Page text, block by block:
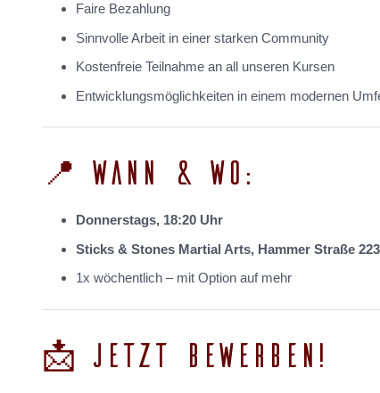
Faire Bezahlung
Sinnvolle Arbeit in einer starken Community
Kostenfreie Teilnahme an all unseren Kursen
Entwicklungsmöglichkeiten in einem modernen
📍 WANN & WO:
Donnerstags, 18:20 Uhr
Sticks & Stones Martial Arts, Hammer Straße
1x wöchentlich – mit Option auf mehr
📩 JETZT BEWERBEN!